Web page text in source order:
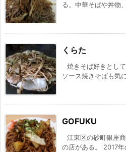
る。中華そばや丼物
くらた
焼きそば好きとし
ソース焼きそばも気
GOFUKU
江東区の砂町銀座
の店がある。 2017